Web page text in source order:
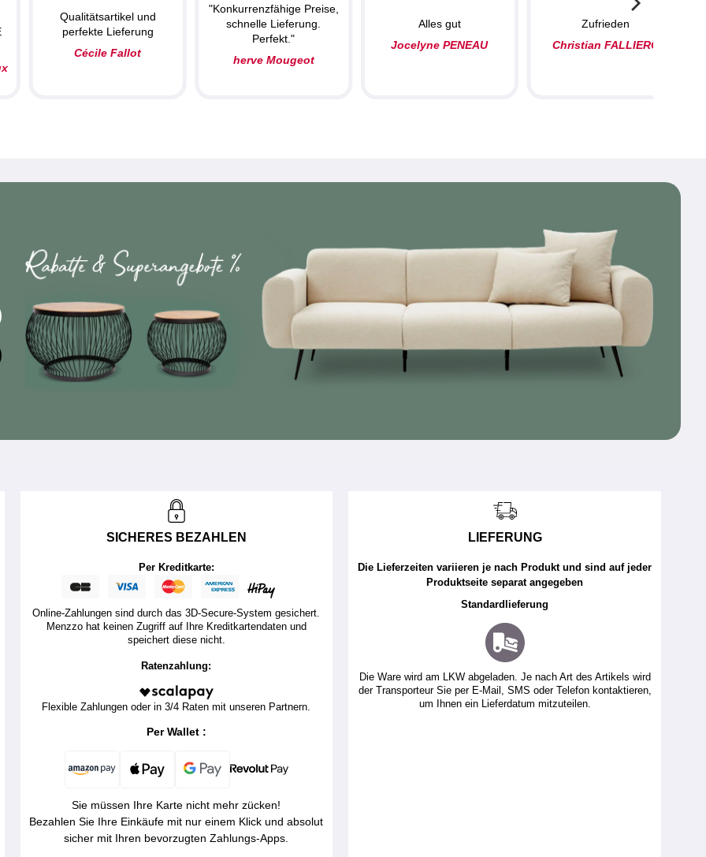
Qualitätsartikel und
perfekte Lieferung
Cécile Fallot
"Konkurrenzfähige Preise,
schnelle Lieferung.
Perfekt."
herve Mougeot
Alles gut
Jocelyne PENEAU
Zufrieden
Christian FALLIERO
SICHERES BEZAHLEN
Per Kreditkarte:
Online-Zahlungen sind durch das 3D-Secure-System gesichert.
Menzzo hat keinen Zugriff auf Ihre Kreditkartendaten und
speichert diese nicht.
Ratenzahlung:
Flexible Zahlungen oder in 3/4 Raten mit unseren Partnern.
Per Wallet :
Sie müssen Ihre Karte nicht mehr zücken!
Bezahlen Sie Ihre Einkäufe mit nur einem Klick und absolut
sicher mit Ihren bevorzugten Zahlungs-Apps.
LIEFERUNG
Die Lieferzeiten variieren je nach Produkt und sind auf jeder
Produktseite separat angegeben
Standardlieferung
Die Ware wird am LKW abgeladen. Je nach Art des Artikels wird
der Transporteur Sie per E-Mail, SMS oder Telefon kontaktieren,
um Ihnen ein Lieferdatum mitzuteilen.